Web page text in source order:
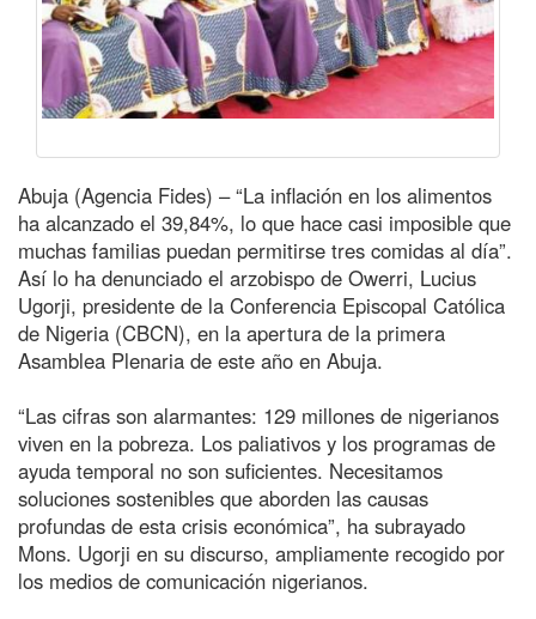
Abuja (Agencia Fides) – “La inflación en los alimentos
ha alcanzado el 39,84%, lo que hace casi imposible que
muchas familias puedan permitirse tres comidas al día”.
Así lo ha denunciado el arzobispo de Owerri, Lucius
Ugorji, presidente de la Conferencia Episcopal Católica
de Nigeria (CBCN), en la apertura de la primera
Asamblea Plenaria de este año en Abuja.
“Las cifras son alarmantes: 129 millones de nigerianos
viven en la pobreza. Los paliativos y los programas de
ayuda temporal no son suficientes. Necesitamos
soluciones sostenibles que aborden las causas
profundas de esta crisis económica”, ha subrayado
Mons. Ugorji en su discurso, ampliamente recogido por
los medios de comunicación nigerianos.